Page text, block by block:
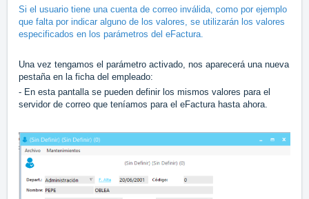
Si el usuario tiene una cuenta de correo inválida, como por ejemplo
que falta por indicar alguno de los valores, se utilizarán los valores
especificados en los parámetros del eFactura.
Una vez tengamos el parámetro activado, nos aparecerá una nueva
pestaña en la ficha del empleado:
- En esta pantalla se pueden definir los mismos valores para el
servidor de correo que teníamos para el eFactura hasta ahora.